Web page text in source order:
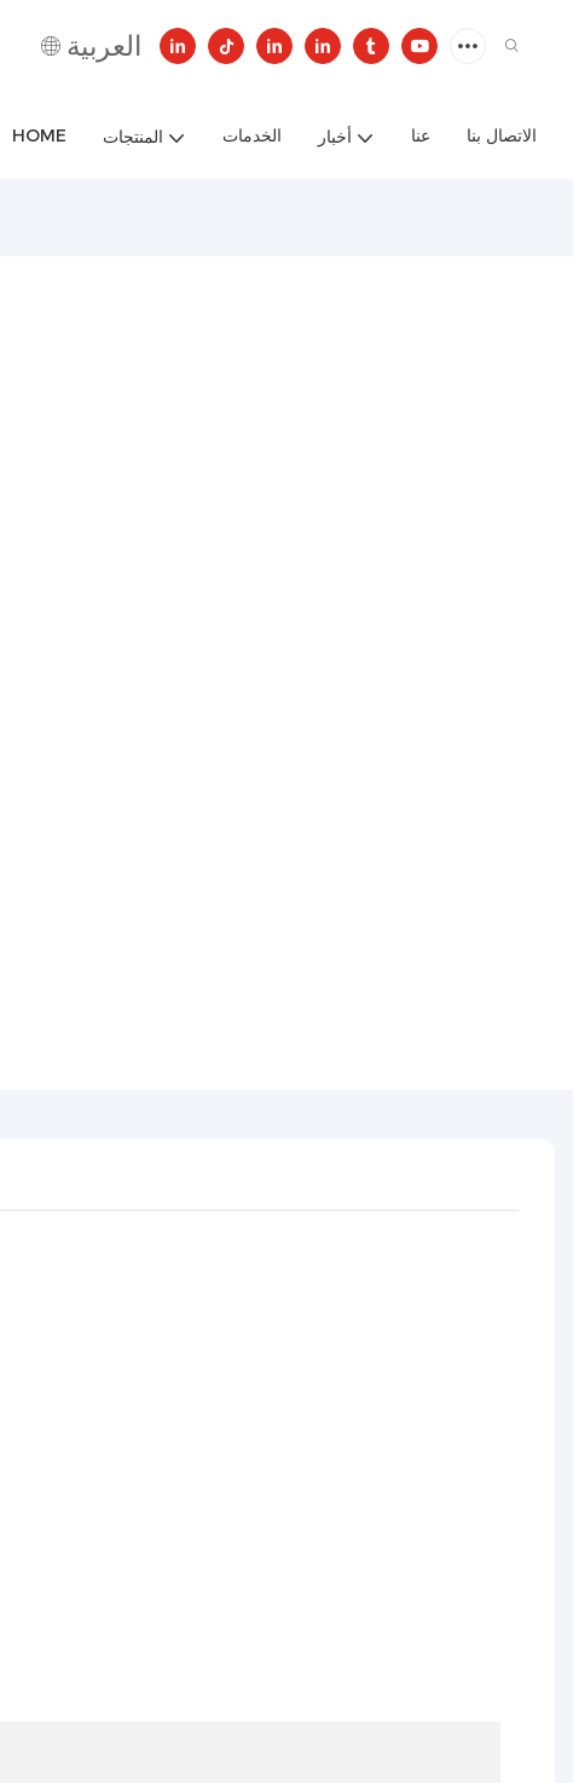
العربية
HOME المنتجات الخدمات أخبار عنا الاتصال بنا